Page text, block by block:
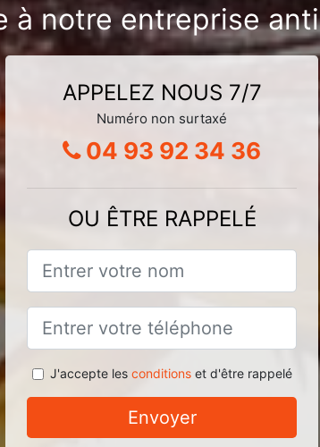
à notre entreprise
APPELEZ NOUS 7/7
Numéro non surtaxé
04 93 92 34 36
OU ÊTRE RAPPELÉ
J'accepte les conditionset d'être rappelé
Envoyer